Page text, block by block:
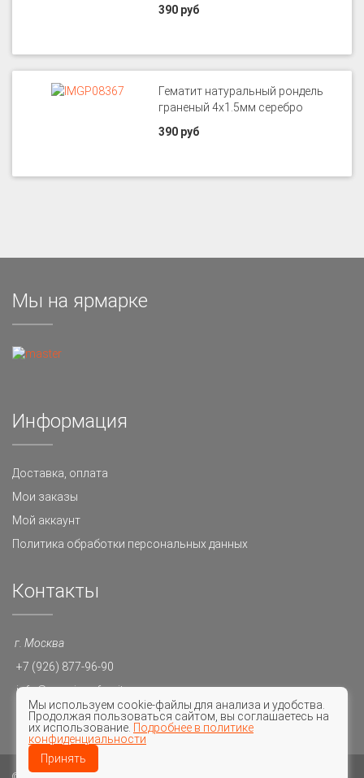
390 руб
Гематит натуральный рондель
граненый 4х1.5мм серебро
390 руб
Мы на ярмарке
Информация
Доставка, оплата
Мои заказы
Мой аккаунт
Политика обработки персональных данных
Контакты
г. Москва
+7 (926) 877-96-90
info@premium-furnitura.ru
10-20
Мы используем cookie-файлы для анализа и удобства.
Продолжая пользоваться сайтом, вы соглашаетесь на
их использование. Подробнее в политике
конфиденциальности
Принять